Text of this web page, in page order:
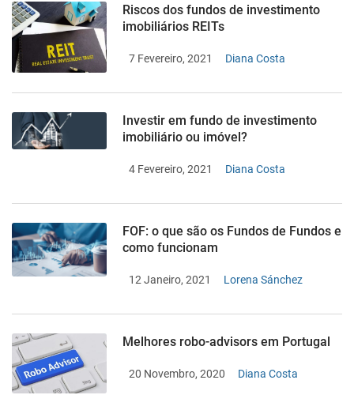
Riscos dos fundos de investimento
imobiliários REITs
7 Fevereiro, 2021 Diana Costa
Investir em fundo de investimento
imobiliário ou imóvel?
4 Fevereiro, 2021 Diana Costa
FOF: o que são os Fundos de Fundos e
como funcionam
12 Janeiro, 2021 Lorena Sánchez
Melhores robo-advisors em Portugal
20 Novembro, 2020 Diana Costa